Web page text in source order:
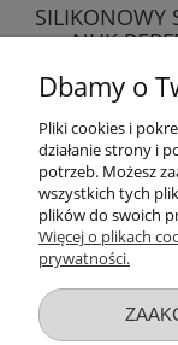
SILIKONOWY
NUK
Dbamy o
Pliki cookies i
działanie strony i
potrzeb. Możesz
wszystkich tych
plików do swoich
Więcej o plikach
prywatności.